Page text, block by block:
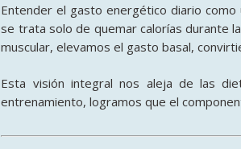
Entender el gasto energético diario como
se trata solo de quemar calorías durante
muscular, elevamos el gasto basal,
Esta visión integral nos aleja de las
entrenamiento, logramos que el